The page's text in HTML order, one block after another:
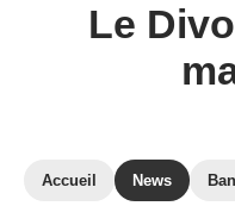
Le
Accueil News